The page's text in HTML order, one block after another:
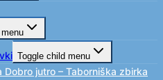
Toggle child menu
Dobro jutro – Taborniška zbirka